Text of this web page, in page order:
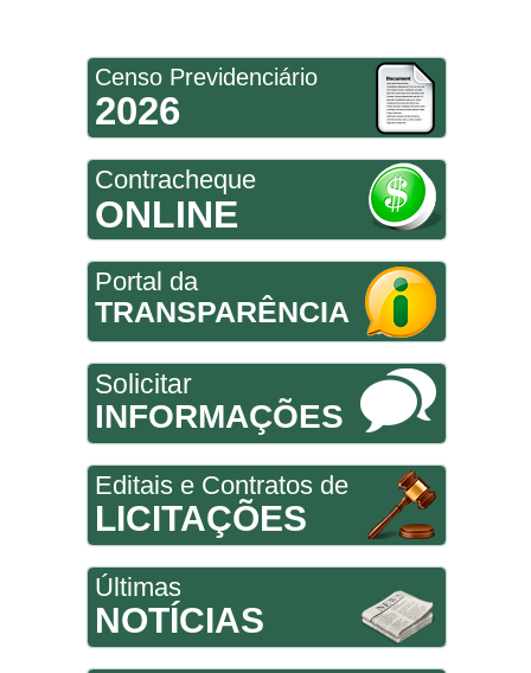
Censo Previdenciário
2026
Contracheque
ONLINE
Portal da
TRANSPARÊNCIA
Solicitar
INFORMAÇÕES
Editais e Contratos de
LICITAÇÕES
Últimas
NOTÍCIAS